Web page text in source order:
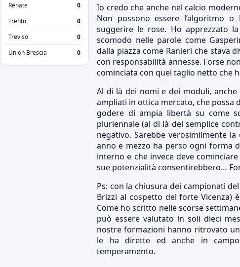
Renate
0
Trento
0
Treviso
0
Union Brescia
0
Io credo che anche nel calcio
Non possono essere l’algoritmo
suggerire le rose. Ho apprezzato
scomodo nelle parole come
dalla piazza come Ranieri che stava
con responsabilità annesse. Forse
cominciata con quel taglio netto che
Al di là dei nomi e dei moduli,
ampliati in ottica mercato, che possa
godere di ampia libertà su come
pluriennale (al di là del semplice
negativo. Sarebbe verosimilmente
anno e mezzo ha perso ogni forma
interno e che invece deve
sue potenzialità consentirebbero…
Ps: con la chiusura dei campionati
Brizzi al cospetto del forte Vicenza)
Come ho scritto nelle scorse
può essere valutato in soli dieci
nostre formazioni hanno ritrovato
le ha dirette ed anche in
temperamento.